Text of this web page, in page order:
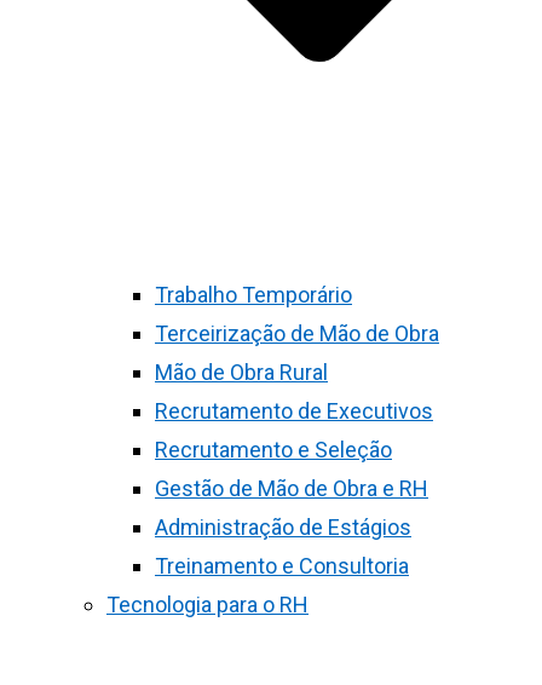
Trabalho Temporário
Terceirização de Mão de Obra
Mão de Obra Rural
Recrutamento de Executivos
Recrutamento e Seleção
Gestão de Mão de Obra e RH
Administração de Estágios
Treinamento e Consultoria
Tecnologia para o RH